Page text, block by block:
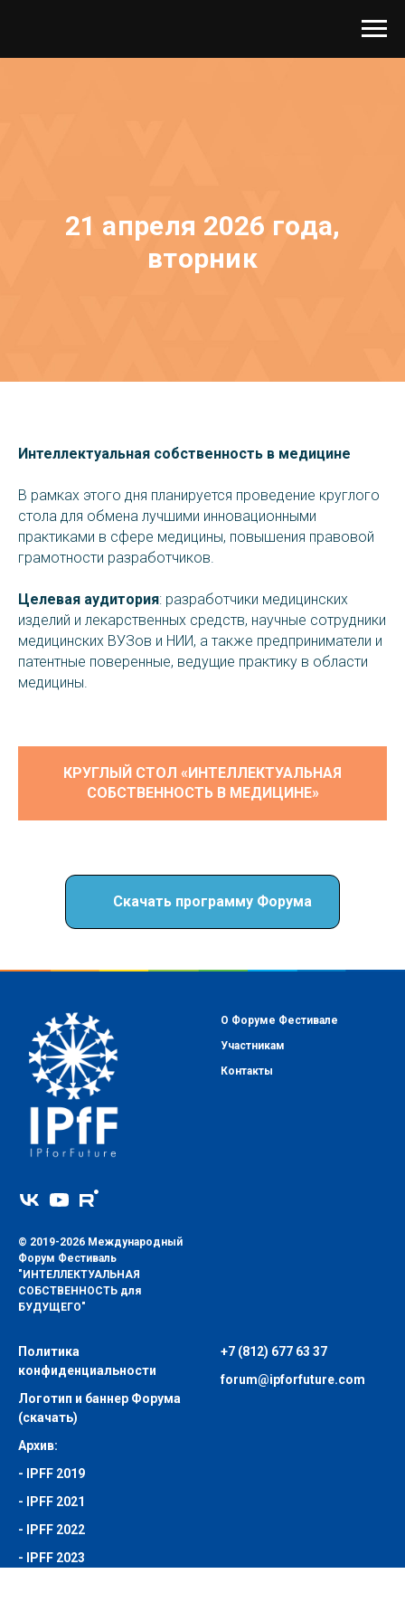
21 апреля 2026 года,
вторник
Интеллектуальная собственность в медицине
В рамках этого дня планируется проведение круглого
стола для обмена лучшими инновационными
практиками в сфере медицины, повышения правовой
грамотности разработчиков.
Целевая аудитория: разработчики медицинских
изделий и лекарственных средств, научные сотрудники
медицинских ВУЗов и НИИ, а также предприниматели и
патентные поверенные, ведущие практику в области
медицины.
КРУГЛЫЙ СТОЛ «ИНТЕЛЛЕКТУАЛЬНАЯ
СОБСТВЕННОСТЬ В МЕДИЦИНЕ»
Скачать программу Форума
© 2019-2026 Международный
Форум Фестиваль
"ИНТЕЛЛЕКТУАЛЬНАЯ
СОБСТВЕННОСТЬ для
БУДУЩЕГО"
О Форуме Фестивале
Участникам
Контакты
Политика
конфиденциальности
Логотип и баннер Форума
(скачать)
Архив:
-
IPFF 2019
-
IPFF 2021
-
IPFF 2022
-
IPFF 2023
+7 (812) 677 63 37
forum@ipforfuture.com